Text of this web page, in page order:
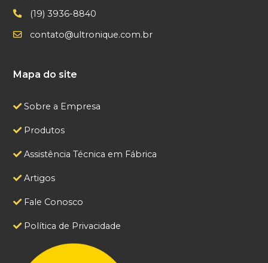
(19) 3936-8840
contato@ultronique.com.br
Mapa do site
Sobre a Empresa
Produtos
Assistência Técnica em Fábrica
Artigos
Fale Conosco
Política de Privacidade